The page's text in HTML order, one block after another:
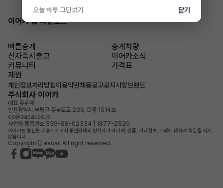
이어카 앱 다운로드
빠른승계
승계차량
신차즉시출고
이어카소식
커뮤니티
가격표
제원
개인정보처리방침이용약관채용공고공지사항브랜드
주식회사 이어카
대표 유우재
인천광역시 부평구 주부토로 236, D동 1514호
cs@eacar.co.kr
사업자 등록번호 539-88-02334 | 1877-2520
이어카는 통신판매 중개자로서 통신판매의 당사자가 아니며, 상품, 거래정보, 거래에 대하여 책임을 지지
않습니다.
Copyrightⓒ eacar. All right reserved.
오늘 하루 그만보기 닫기